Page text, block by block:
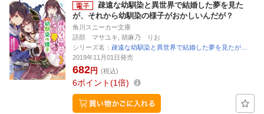
疎遠な幼馴染と異世界で結婚した夢を見た
が、それから幼馴染の様子がおかしいんだが？
角川スニーカー文庫
語部 マサユキ, 胡麻乃 りお
シリーズ名： 疎遠な幼馴染と異世界で結婚した夢を見たが…
2019年11月01日発売
682円 (税込)
6ポイント 1倍